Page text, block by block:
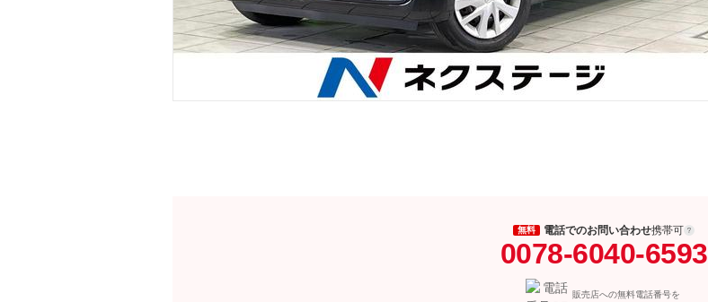
無料 電話でのお問い合わせ携帯可
0078-6040-6593
販売店への無料電話番号を